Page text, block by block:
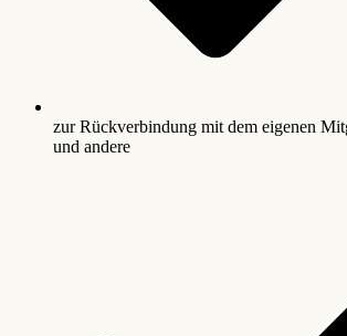
zur Rückverbindung mit dem eigenen
und andere